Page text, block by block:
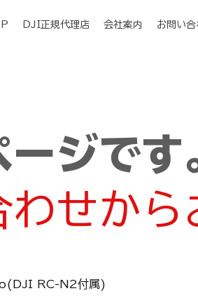
DJI正規代理店 会社案内 お問い合
ジです
せから
RC-N2付属)